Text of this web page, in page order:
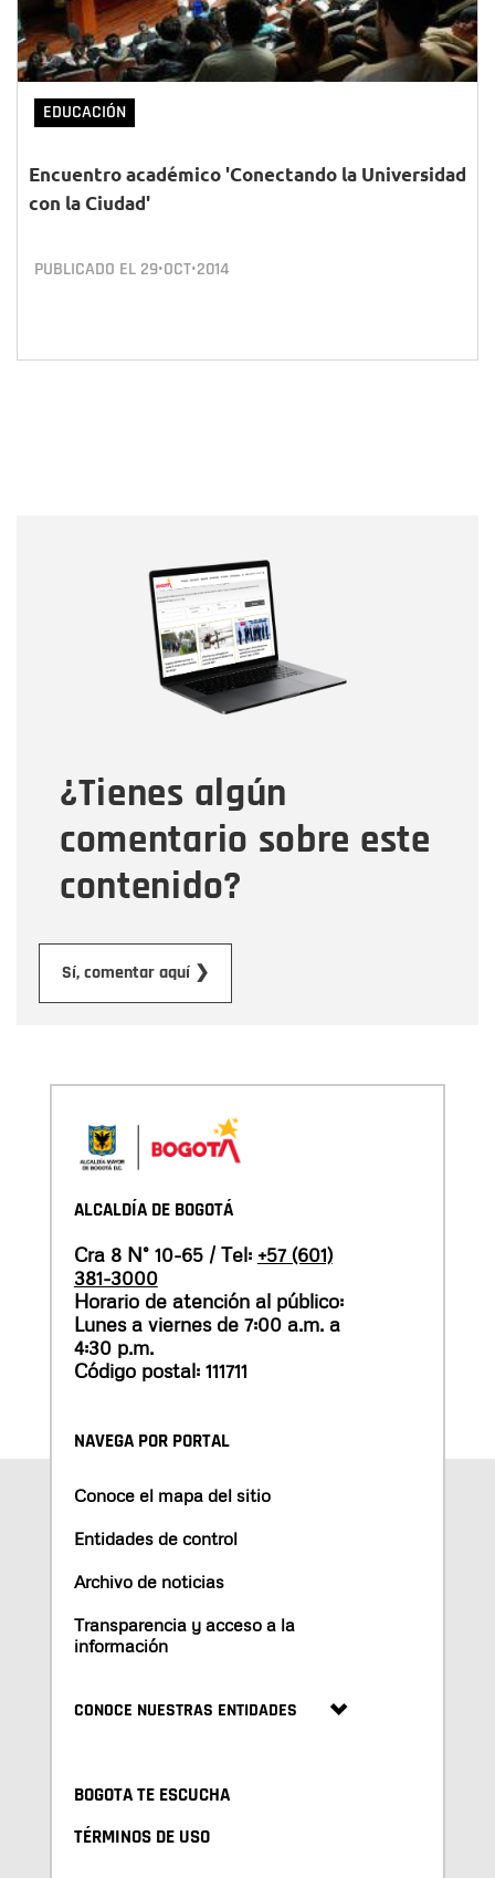
EDUCACIÓN
Encuentro académico 'Conectando la Universidad
con la Ciudad'
PUBLICADO EL 29•OCT•2014
¿Tienes algún
comentario sobre este
contenido?
Sí, comentar aquí ❯
Correo electrónico
Tipo de comentario
Mensaje
ALCALDÍA DE BOGOTÁ
Cra 8 N° 10-65 / Tel: +57 (601)
381-3000
Horario de atención al público:
Lunes a viernes de 7:00 a.m. a
4:30 p.m.
Código postal: 111711
NAVEGA POR PORTAL
Conoce el mapa del sitio
Entidades de control
Archivo de noticias
Transparencia y acceso a la
información
CONOCE NUESTRAS ENTIDADES
BOGOTA TE ESCUCHA
TÉRMINOS DE USO